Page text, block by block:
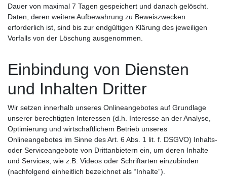
Dauer von maximal 7 Tagen gespeichert und danach gelöscht.
Daten, deren weitere Aufbewahrung zu Beweiszwecken
erforderlich ist, sind bis zur endgültigen Klärung des jeweiligen
Vorfalls von der Löschung ausgenommen.
Einbindung von Diensten
und Inhalten Dritter
Wir setzen innerhalb unseres Onlineangebotes auf Grundlage
unserer berechtigten Interessen (d.h. Interesse an der Analyse,
Optimierung und wirtschaftlichem Betrieb unseres
Onlineangebotes im Sinne des Art. 6 Abs. 1 lit. f. DSGVO) Inhalts-
oder Serviceangebote von Drittanbietern ein, um deren Inhalte
und Services, wie z.B. Videos oder Schriftarten einzubinden
(nachfolgend einheitlich bezeichnet als “Inhalte”).